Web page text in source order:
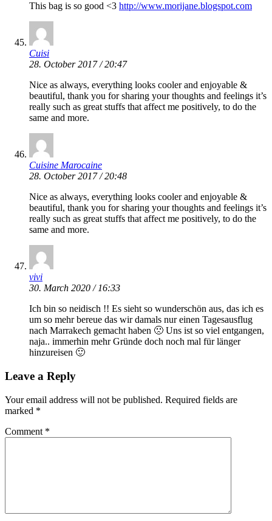
This bag is so good <3 http://www.morijane.blogspot.com
Cuisi
28. October 2017 / 20:47
Nice as always, everything looks cooler and enjoyable &
beautiful, thank you for sharing your thoughts and feelings it’s
really such as great stuffs that affect me positively, to do the
same and more.
Cuisine Marocaine
28. October 2017 / 20:48
Nice as always, everything looks cooler and enjoyable &
beautiful, thank you for sharing your thoughts and feelings it’s
really such as great stuffs that affect me positively, to do the
same and more.
vivi
30. March 2020 / 16:33
Ich bin so neidisch !! Es sieht so wunderschön aus, das ich es
um so mehr bereue das wir damals nur einen Tagesausflug
nach Marrakech gemacht haben 🙁 Uns ist so viel entgangen,
naja.. immerhin mehr Gründe doch noch mal für länger
hinzureisen 🙂
Leave a Reply
Your email address will not be published. Required fields are
marked *
Comment *